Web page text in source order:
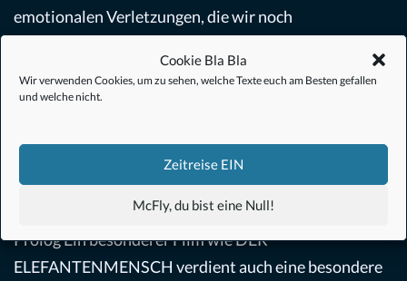
Cookie Bla Bla
Wir verwenden Cookies, um zu sehen, welche Texte euch am Besten gefallen
und welche nicht.
Zeitreise EIN
McFly, du bist eine Null!
emotionalen Verletzungen, die wir noch
Filmkritik
Prolog Ein besonderer Film wie DER
ELEFANTENMENSCH verdient auch eine besondere